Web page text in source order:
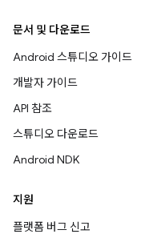
문서 및 다운로드
Android 스튜디오 가이드
개발자 가이드
API 참조
스튜디오 다운로드
Android NDK
지원
플랫폼 버그 신고